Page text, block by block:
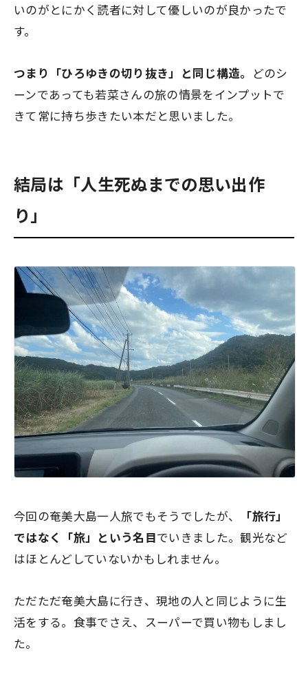
いのがとにかく読者に対して優しいのが良かったで
す。
つまり「ひろゆきの切り抜き」と同じ構造。 どのシ
ーンであっても若菜さんの旅の情景をインプットで
きて常に持ち歩きたい本だと思いました。
結局は「人生死ぬまでの思い出作
り」
今回の奄美大島一人旅でもそうでしたが、
「旅行」
ではなく「旅」という名目でいきました。観光など
はほとんどしていないかもしれません。
ただただ奄美大島に行き、現地の人と同じように生
活をする。食事でさえ、スーパーで買い物もしまし
た。